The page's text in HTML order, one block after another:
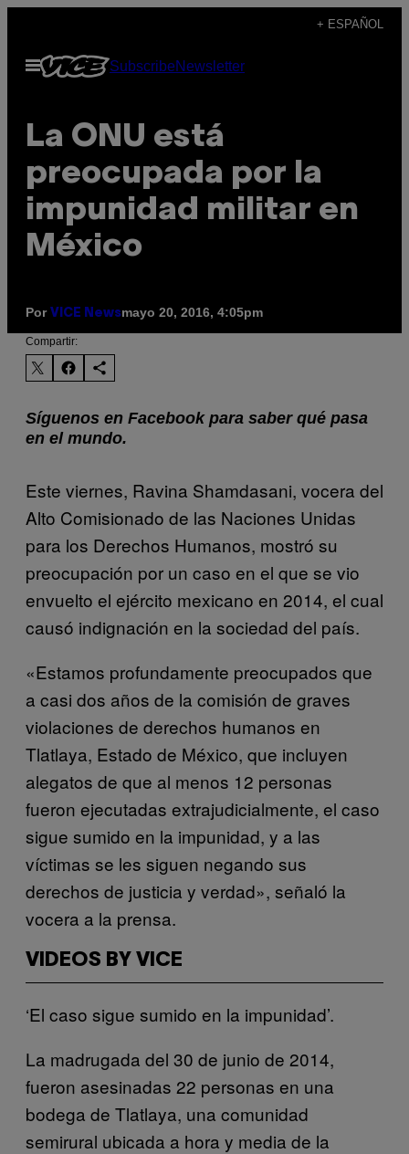
contenido
+ ESPAÑOL
Abrir
Menú
SubscribeNewsletter
La ONU está
preocupada por la
impunidad militar en
México
Por VICE Newsmayo 20, 2016, 4:05pm
Compartir:
Síguenos en Facebook para saber qué pasa
en el mundo.
Este viernes, Ravina Shamdasani, vocera del
Alto Comisionado de las Naciones Unidas
para los Derechos Humanos, mostró su
preocupación por un caso en el que se vio
envuelto el ejército mexicano en 2014, el cual
causó indignación en la sociedad del país.
«Estamos profundamente preocupados que
a casi dos años de la comisión de graves
violaciones de derechos humanos en
Tlatlaya, Estado de México, que incluyen
alegatos de que al menos 12 personas
fueron ejecutadas extrajudicialmente, el caso
sigue sumido en la impunidad, y a las
víctimas se les siguen negando sus
derechos de justicia y verdad», señaló la
vocera a la prensa.
VIDEOS BY VICE
‘El caso sigue sumido en la impunidad’.
La madrugada del 30 de junio de 2014,
fueron asesinadas 22 personas en una
bodega de Tlatlaya, una comunidad
semirural ubicada a hora y media de la